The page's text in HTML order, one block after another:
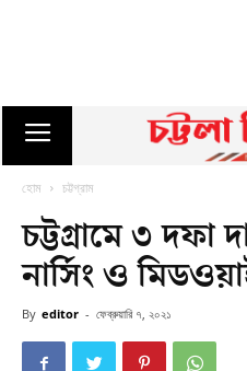
হোম চট্টগ্রাম
চট্টগ্রামে ৩
নার্সিং ও
By editor - ফেব্রুয়ারি ৭, ২০২১